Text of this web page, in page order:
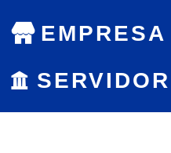
EMPRESA
SERVIDOR